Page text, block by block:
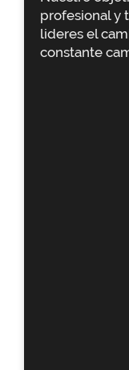
profesional y
lideres el
constante